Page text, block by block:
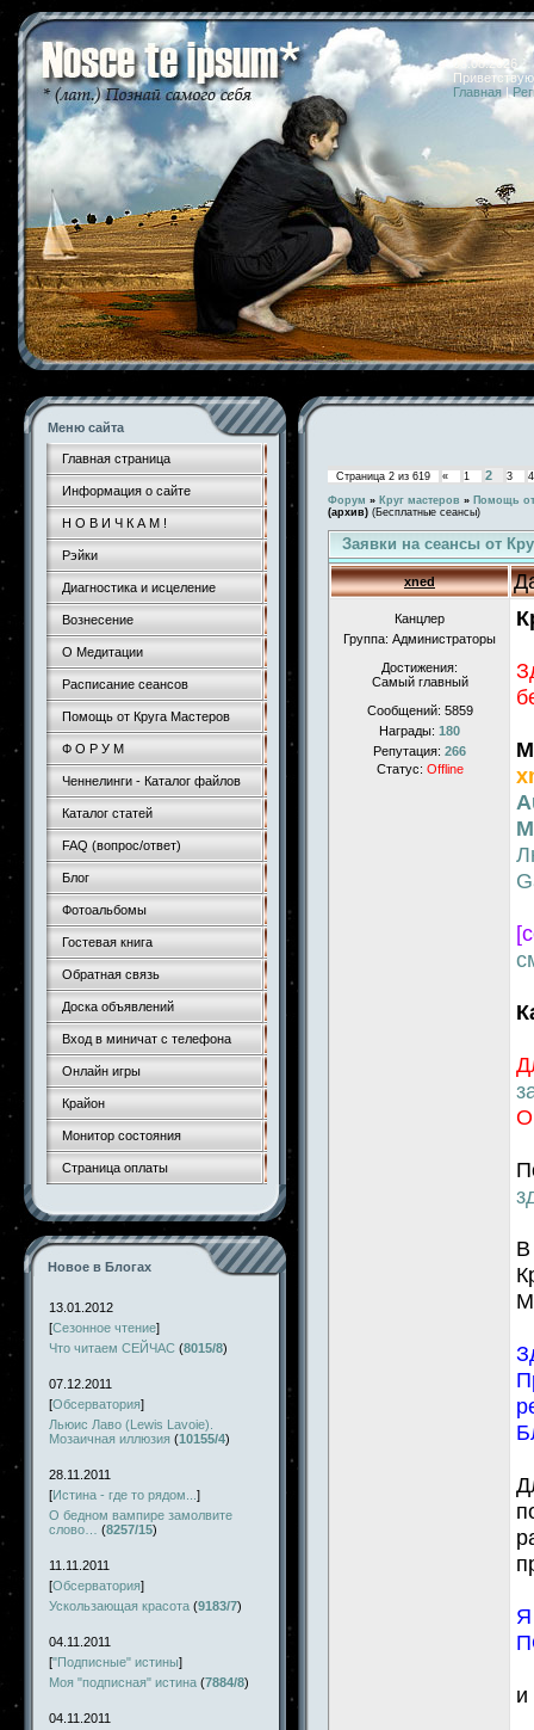
08.08.2026
Главная |
Меню сайта
Главная страница
Информация о сайте
Н О В И Ч К А М !
Рэйки
Диагностика и исцеление
Вознесение
О Медитации
Расписание сеансов
Помощь от Круга Мастеров
Ф О Р У М
Ченнелинги - Каталог файлов
Каталог статей
FAQ (вопрос/ответ)
Блог
Фотоальбомы
Гостевая книга
Обратная связь
Доска объявлений
Вход в миничат с телефона
Онлайн игры
Крайон
Монитор состояния
Страница оплаты
Новое в Блогах
13.01.2012
[Сезонное чтение]
Что читаем СЕЙЧАС (8015/8)
07.12.2011
[Обсерватория]
Льюис Лаво (Lewis Lavoie).
Мозаичная иллюзия (10155/4)
28.11.2011
[Истина - где то рядом... ]
О бедном вампире замолвите
слово…
(8257/15)
11.11.2011
[Обсерватория]
Ускользающая красота (9183/7)
04.11.2011
["Подписные" истины]
Моя "подписная" истина (7884/8)
04.11.2011
Страница 2 из 619 « 1 2 3
4
Форум » Круг мастеров » Помощь
(архив) (Бесплатные сеансы)
Заявки на сеансы от
xned
Канцлер
Группа: Администраторы
Достижения:
Самый главный
Сообщений: 5859
Награды: 180
Репутация: 266
Статус: Offline
В
Я
и